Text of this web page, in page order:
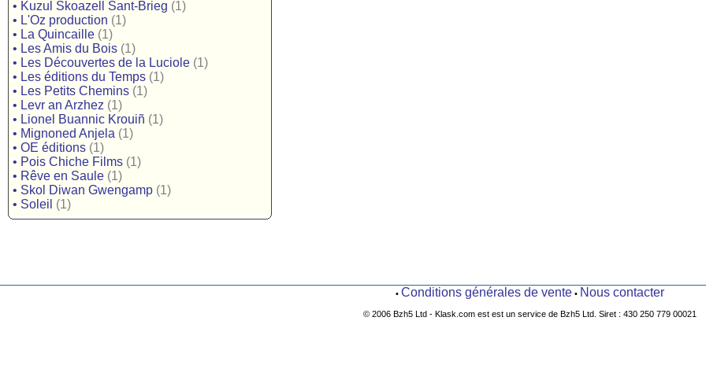
• Kuzul Skoazell Sant-Brieg (1)
• L'Oz production (1)
• La Quincaille (1)
• Les Amis du Bois (1)
• Les Découvertes de la Luciole (1)
• Les éditions du Temps (1)
• Les Petits Chemins (1)
• Levr an Arzhez (1)
• Lionel Buannic Krouiñ (1)
• Mignoned Anjela (1)
• OE éditions (1)
• Pois Chiche Films (1)
• Rêve en Saule (1)
• Skol Diwan Gwengamp (1)
• Soleil (1)
• Conditions générales de vente• Nous contacter
© 2006 Bzh5 Ltd - Klask.com est est un service de Bzh5 Ltd. Siret : 430 250 779 00021